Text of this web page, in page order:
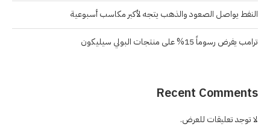
النفط يواصل الصعود والذهب يتجه لأكبر مكاسب أسبوعية
ترامب يفرض رسوماً 15% على منتجات البولي سيليكون
Recent Comments
لا توجد تعليقات للعرض.